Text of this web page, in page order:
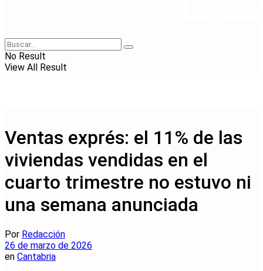
No Result
View All Result
Ventas exprés: el 11% de las
viviendas vendidas en el
cuarto trimestre no estuvo ni
una semana anunciada
Por Redacción
26 de marzo de 2026
en Cantabria